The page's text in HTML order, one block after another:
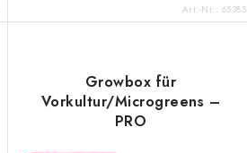
Art.-Nr.: 65385
Growbox für
Vorkultur/Microgreens –
PRO